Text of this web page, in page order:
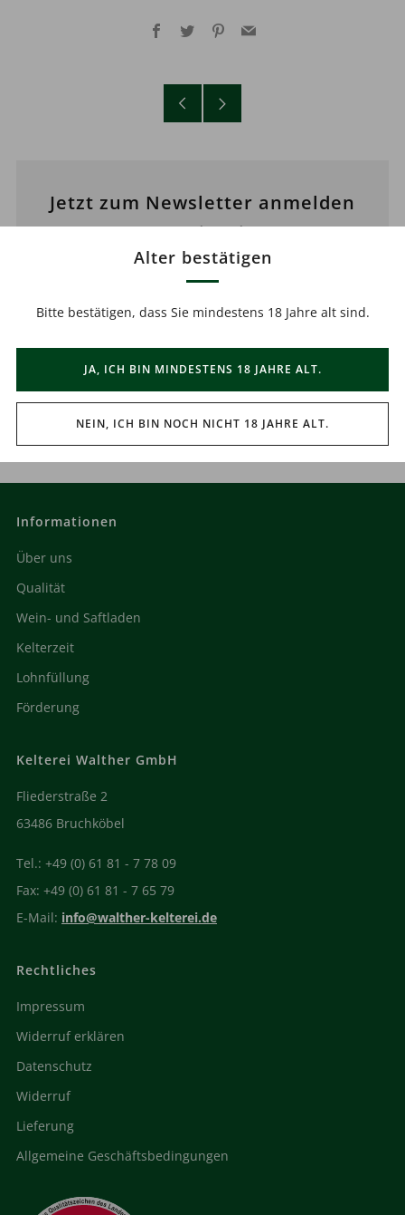
Alter bestätigen
Bitte bestätigen, dass Sie mindestens 18 Jahre alt sind.
JA, ICH BIN MINDESTENS 18 JAHRE ALT.
NEIN, ICH BIN NOCH NICHT 18 JAHRE ALT.
Facebook
TwitterPinterest
Email
Älterer
Jetzt zum Newsletter anmelden
und Vorteile sichern
Abmeldung jederzeit möglich.
ABONNIEREN
Informationen
Über uns
Qualität
Wein- und Saftladen
Kelterzeit
Lohnfüllung
Förderung
Kelterei Walther GmbH
Fliederstraße 2
63486 Bruchköbel
Tel.: +49 (0) 61 81 - 7 78 09
Fax: +49 (0) 61 81 - 7 65 79
E-Mail: info@walther-kelterei.de
Rechtliches
Impressum
Widerruf erklären
Datenschutz
Widerruf
Lieferung
Allgemeine Geschäftsbedingungen